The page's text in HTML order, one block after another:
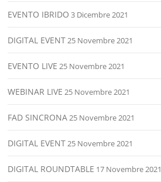
EVENTO IBRIDO 3 Dicembre 2021
DIGITAL EVENT25 Novembre 2021
EVENTO LIVE 25 Novembre 2021
WEBINAR LIVE 25 Novembre 2021
FAD SINCRONA25 Novembre 2021
DIGITAL EVENT25 Novembre 2021
DIGITAL ROUNDTABLE 17 Novembre 2021